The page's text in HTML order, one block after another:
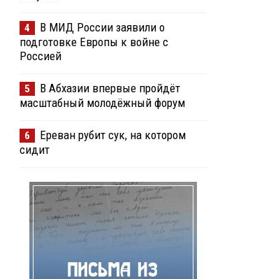
4
В МИД России заявили о
подготовке Европы к войне с
Россией
5
В Абхазии впервые пройдёт
масштабный молодёжный форум
6
Ереван рубит сук, на котором
сидит